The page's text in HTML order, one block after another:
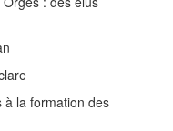
à la formation des